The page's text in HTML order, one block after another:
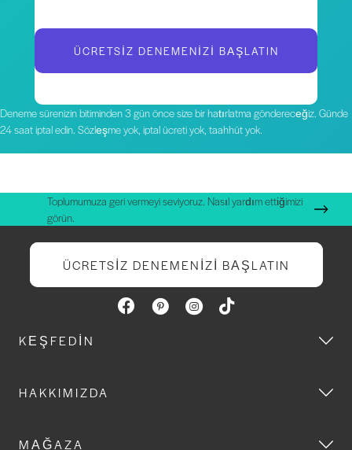
ÜCRETSIZ DENEMENIZI BAŞLATIN
Deneme sürenizin bitiminden 3 gün önce size bir hatırlatma göndereceğiz. Günde
24 saat iptal edin. Sözleşme yok, iptal ücreti yok, taahhüt yok.
Toplumumuza geri vermeyi seviyoruz. Nasıl yardım ettiğimizi
görün.
ÜCRETSIZ DENEMENIZI BAŞLATIN
KEŞFEDIN
HAKKIMIZDA
MAĞAZA